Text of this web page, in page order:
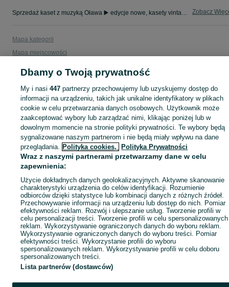
Sprzedaż kaset z muzyką Oława ▶️ edycje nowe, kasety vintage, składanki i inne ✅ Nowe i używane w super cenach ✌ Kupuj i sprzedawaj na OLX.pl! Zobacz
Mapa kategorii
Mapa miejscowości
Popularne wyszukiwania
Dbamy o Twoją prywatność
My i nasi447 partnerzy przechowujemy lub uzyskujemy dostęp do
informacji na urządzeniu, takich jak unikalne identyfikatory w plikach
cookie w celu przetwarzania danych osobowych. Użytkownik może
zaakceptować wybory lub zarządzać nimi, klikając poniżej lub w
dowolnym momencie na stronie polityki prywatności. Te wybory będą
sygnalizowane naszym partnerom i nie będą miały wpływu na dane
przeglądania. Polityka cookies, Polityka Prywatności
Wraz z naszymi partnerami przetwarzamy dane w celu
zapewnienia:
Użycie dokładnych danych geolokalizacyjnych. Aktywne skanowanie
charakterystyki urządzenia do celów identyfikacji. Rozumienie
odbiorców dzięki statystyce lub kombinacji danych z różnych źródeł.
Przechowywanie informacji na urządzeniu lub dostęp do nich. Pomiar
efektywności reklam. Rozwój i ulepszanie usług. Tworzenie profili w
celu personalizacji treści. Tworzenie profili w celu spersonalizowanych
reklam. Wykorzystywanie ograniczonych danych do wyboru reklam.
Wykorzystywanie ograniczonych danych do wyboru treści. Pomiar
efektywności treści. Wykorzystanie profili do wyboru
spersonalizowanych reklam. Wykorzystywanie profili w celu doboru
spersonalizowanych treści.
Lista partnerów (dostawców)